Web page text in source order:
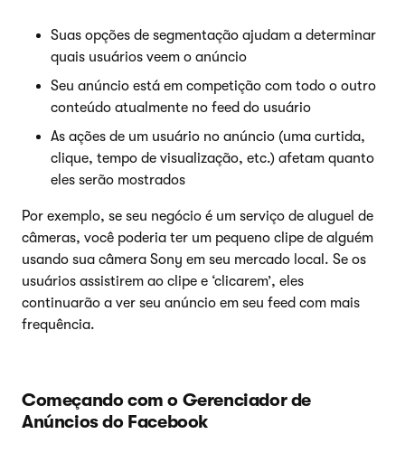
Suas opções de segmentação ajudam a determinar
quais usuários veem o anúncio
Seu anúncio está em competição com todo o outro
conteúdo atualmente no feed do usuário
As ações de um usuário no anúncio (uma curtida,
clique, tempo de visualização, etc.) afetam quanto
eles serão mostrados
Por exemplo, se seu negócio é um serviço de aluguel de
câmeras, você poderia ter um pequeno clipe de alguém
usando sua câmera Sony em seu mercado local. Se os
usuários assistirem ao clipe e ‘clicarem’, eles
continuarão a ver seu anúncio em seu feed com mais
frequência.
Começando com o Gerenciador de
Anúncios do Facebook